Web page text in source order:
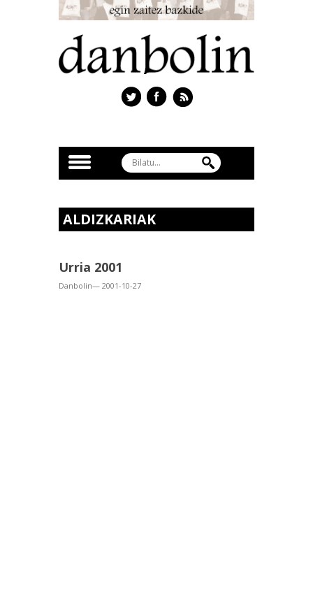
ALDIZKARIAK
Urria 2001
Danbolin— 2001-10-27